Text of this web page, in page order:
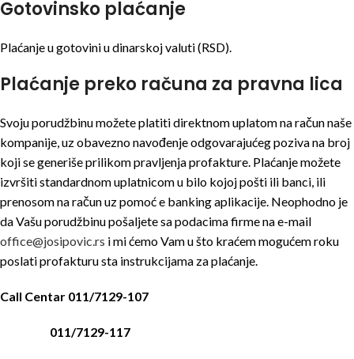
Gotovinsko plaćanje
Plaćanje u gotovini u dinarskoj valuti (RSD).
Plaćanje preko računa za pravna lica
Svoju porudžbinu možete platiti direktnom uplatom na račun naše
kompanije, uz obavezno navođenje odgovarajućeg poziva na broj
koji se generiše prilikom pravljenja profakture. Plaćanje možete
izvršiti standardnom uplatnicom u bilo kojoj pošti ili banci, ili
prenosom na račun uz pomoć e banking aplikacije. Neophodno je
da Vašu porudžbinu pošaljete sa podacima firme na e-mail
office@josipovic.rs i mi ćemo Vam u što kraćem mogućem roku
poslati profakturu sta instrukcijama za plaćanje.
Call Centar 011/7129-107
011/7129-117